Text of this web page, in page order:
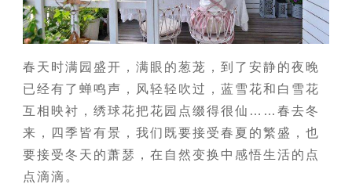
春天时满园盛开，满眼的葱茏，到了安静的夜晚
已经有了蝉鸣声，风轻轻吹过，蓝雪花和白雪花
互相映衬，绣球花把花园点缀得很仙……春去冬
来，四季皆有景，我们既要接受春夏的繁盛，也
要接受冬天的萧瑟，在自然变换中感悟生活的点
点滴滴。